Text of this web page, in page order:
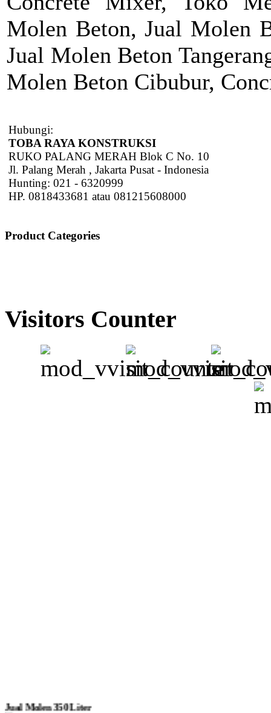
Molen Beton, Jual Molen
Jual Molen Beton
Molen Beton Cibubur,
Hubungi:
TOBA RAYA KONSTRUKSI
RUKO PALANG MERAH Blok C No. 10
Jl. Palang Merah , Jakarta Pusat - Indonesia
Hunting: 021 - 6320999
HP. 0818433681 atau 081215608000
Product Categories
Visitors Counter